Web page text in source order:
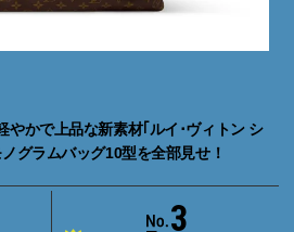
やかで上品な新素材｢ルイ･ヴィトン シ
グラムバッグ10型を全部見せ！
3